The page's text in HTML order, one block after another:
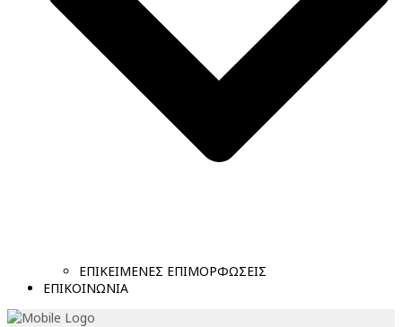
ΕΠΙΚΕΙΜΕΝΕΣ ΕΠΙΜΟΡΦΩΣΕΙΣ
ΕΠΙΚΟΙΝΩΝΙΑ